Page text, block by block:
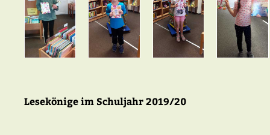
Lesekönige im Schuljahr 2019/20